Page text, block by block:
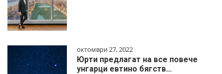
октомври 27, 2022
Юрти предлагат на все повече
унгарци евтино бягств…